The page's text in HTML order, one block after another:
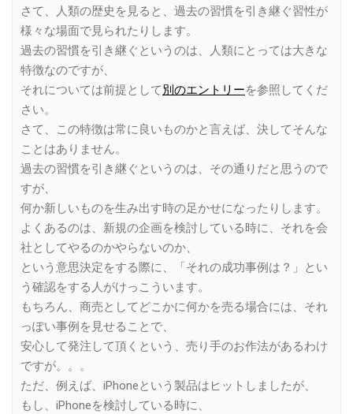
さて、人類の歴史を見ると、過去の習慣を引き継ぐ習性が
様々な場面で見られたりします。
過去の習慣を引き継ぐというのは、人類にとっては大きな
特徴なのですが、
それについては前提として別のエントリーを参照してくだ
さい。
さて、この特徴は常に良いものかと言えば、決してそんな
ことはありません。
過去の習慣を引き継ぐというのは、その通りだと思うので
すが、
何か新しいものを生み出す時の足かせになったりします。
よくあるのは、新規の企画を検討している時に、それを会
社としてやるのかやらないのか、
という意思決定をする際に、「それの成功事例は？」とい
う確認をする人がけっこういます。
もちろん、商売としてどこかに何かを売る場合には、それ
っぽい事例を見せることで、
安心して発注して頂くという、売り手のお作法があるわけ
ですが。。。
ただ、例えば、iPhoneという製品はヒットしましたが、
もし、iPhoneを検討している時に、